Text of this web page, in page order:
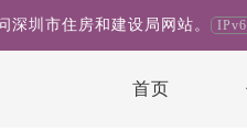
深圳市住房和建设局网站。 IPv6
首页